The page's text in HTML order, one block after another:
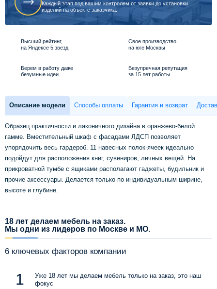
Каждый этап под вашим контролем от заявки до установки
изделий на объекте заказчика.
Высший рейтинг,
на Яндексе 5 звезд
Свое производство
на юге Москвы
Берем в работу даже
безумные идеи
Безупречная репутация
за 15 лет работы
Описание модели Способы оплаты Гарантия и возврат
Образец практичности и лаконичного дизайна в оранжево-белой
гамме. Вместительный шкаф с фасадами ЛДСП позволяет
упорядочить весь гардероб. 11 навесных полок-ячеек идеально
подойдут для расположения книг, сувениров, личных вещей. На
прикроватной тумбе с ящиками располагают гаджеты, будильник и
прочие аксессуары. Делается только по индивидуальным ширине,
высоте и глубине.
18 лет делаем мебель на заказ.
Мы одни из лидеров по Москве и МО.
6 ключевых факторов компании
Уже 18 лет мы делаем мебель только на заказ, это наш
фокус